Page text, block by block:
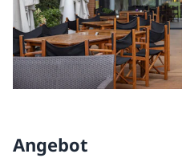
Angebot